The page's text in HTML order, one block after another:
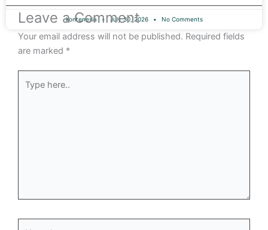
kontenesia July 30, 2026 No Comments
Leave a Comment
Your email address will not be published. Required fields
are marked *
here..